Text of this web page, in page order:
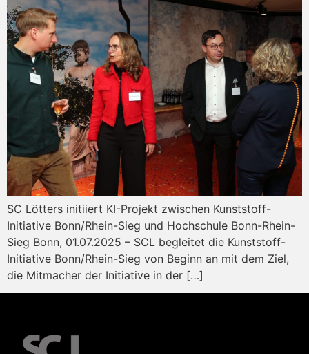
SC Lötters initiiert KI-Projekt zwischen Kunststoff-
Initiative Bonn/Rhein-Sieg und Hochschule Bonn-Rhein-
Sieg Bonn, 01.07.2025 – SCL begleitet die Kunststoff-
Initiative Bonn/Rhein-Sieg von Beginn an mit dem Ziel,
die Mitmacher der Initiative in der […]